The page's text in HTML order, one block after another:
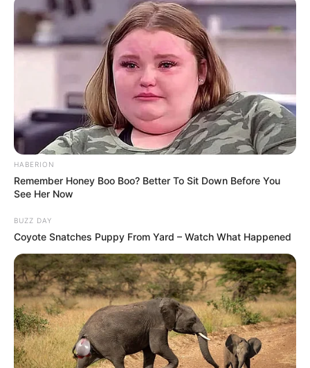
HABERION
Remember Honey Boo Boo? Better To Sit Down Before You
See Her Now
BUZZ DAY
Coyote Snatches Puppy From Yard – Watch What Happened